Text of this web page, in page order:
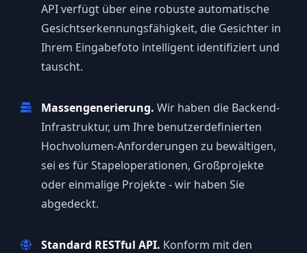
API verfügt über eine robuste automatische
Gesichtserkennungsfähigkeit, die Gesichter in
Ihrem Eingabefoto intelligent identifiziert und
tauscht.
Massengenerierung. Wir haben die Backend-
Infrastruktur, um Ihre benutzerdefinierten
Hochvolumen-Anforderungen zu bewältigen,
sei es für Stapeloperationen, Großprojekte
oder einmalige Projekte - wir haben Sie
abgedeckt.
Standard RESTful API. Konform mit den